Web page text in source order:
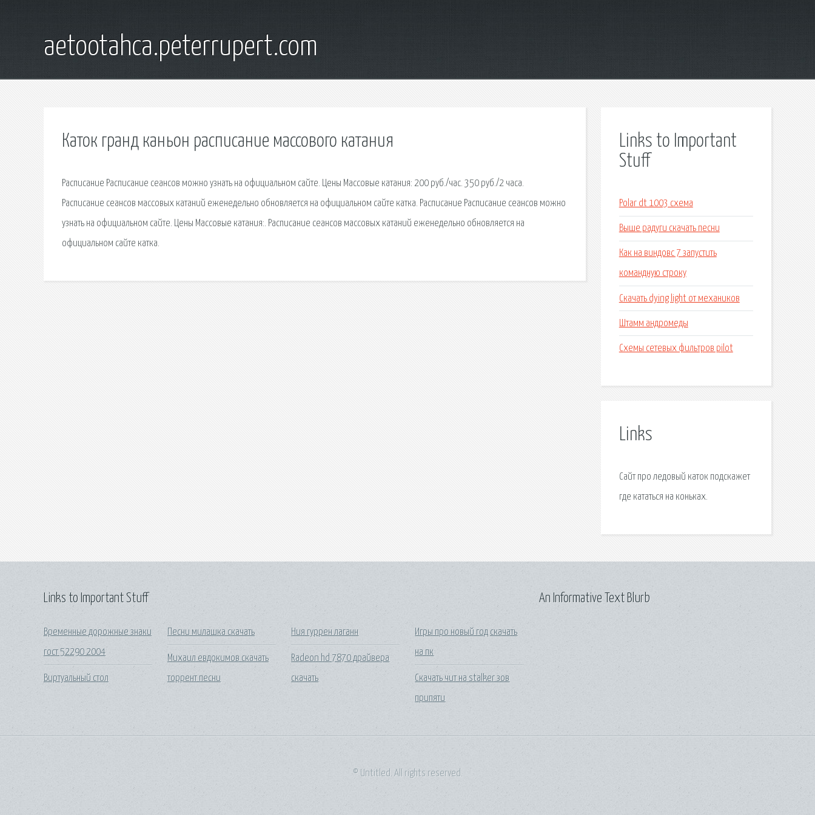
aetootahca.peterrupert.com
Каток гранд каньон расписание массового катания
Расписание Расписание сеансов можно узнать на официальном сайте. Цены Массовые катания: 200 руб./час. 350 руб./2 часа.
Расписание сеансов массовых катаний еженедельно обновляется на официальном сайте катка. Расписание Расписание сеансов можно
узнать на официальном сайте. Цены Массовые катания:. Расписание сеансов массовых катаний еженедельно обновляется на
официальном сайте катка.
Links to Important
Stuff
Polar dt 1003 схема
Выше радуги скачать песни
Как на виндовс 7 запустить
командную строку
Скачать dying light от механиков
Штамм андромеды
Схемы сетевых фильтров pilot
Links
Сайт про ледовый каток подскажет
где кататься на коньках.
Links to Important Stuff
Временные дорожные знаки
гост 52290 2004
Виртуальный стол
Песни милашка скачать
Михаил евдокимов скачать
торрент песни
Ния гуррен лаганн
Radeon hd 7870 драйвера
скачать
Игры про новый год скачать
на пк
Скачать чит на stalker зов
припяти
An Informative Text Blurb
© Untitled. All rights reserved.